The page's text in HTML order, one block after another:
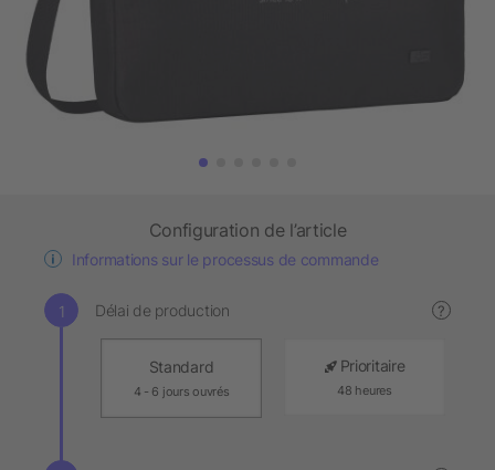
Configuration de l’article
Informations sur le processus de commande
Délai de production ?
Standard
4 - 6 jours ouvrés
Prioritaire
48 heures